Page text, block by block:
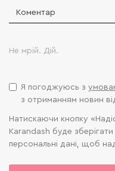
Не мрій. Дій.
Я погоджуюсь з
з отриманням новин
Натискаючи кнопку
Karandash буде
персональні дані, щоб